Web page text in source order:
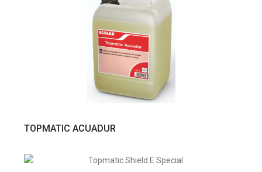
TOPMATIC ACUADUR